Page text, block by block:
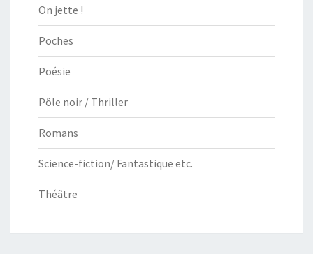
On jette !
Poches
Poésie
Pôle noir / Thriller
Romans
Science-fiction/ Fantastique etc.
Théâtre